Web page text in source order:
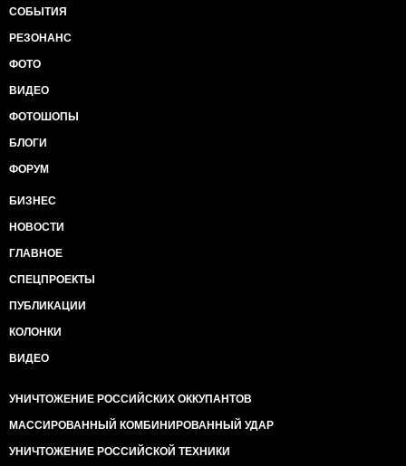
СОБЫТИЯ
РЕЗОНАНС
ФОТО
ВИДЕО
ФОТОШОПЫ
БЛОГИ
ФОРУМ
БИЗНЕС
НОВОСТИ
ГЛАВНОЕ
СПЕЦПРОЕКТЫ
ПУБЛИКАЦИИ
КОЛОНКИ
ВИДЕО
УНИЧТОЖЕНИЕ РОССИЙСКИХ ОККУПАНТОВ
МАССИРОВАННЫЙ КОМБИНИРОВАННЫЙ УДАР
УНИЧТОЖЕНИЕ РОССИЙСКОЙ ТЕХНИКИ